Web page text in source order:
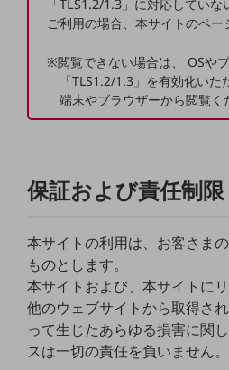
カテゴリーで探す
ネットワーク・モバイル
クラウド・データセンター
データ利活用
運用管理
「TLS1.2/1.3」に対応してい
ご利用の場合、本サイトのペー
※閲覧できない場合は、 OSや
「TLS1.2/1.3」を有効化い
端末やブラウザーから閲覧く
保証および責任制限
本サイトの利用は、お客さま
ものとします。
本サイトおよび、本サイトに
他のウェブサイトから取得さ
って生じたあらゆる損害に関
スは一切の責任を負いません。